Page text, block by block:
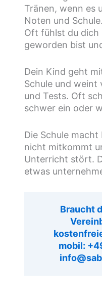
Tränen, wenn es
Noten und Schule.
Oft fühlst du dich
geworden bist
Dein Kind geht
Schule und weint
und Tests. Oft
schwer ein oder
Die Schule
nicht mitkommt
Unterricht stört.
etwas
Braucht
mobil: